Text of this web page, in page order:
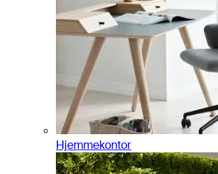
Hjemmekontor